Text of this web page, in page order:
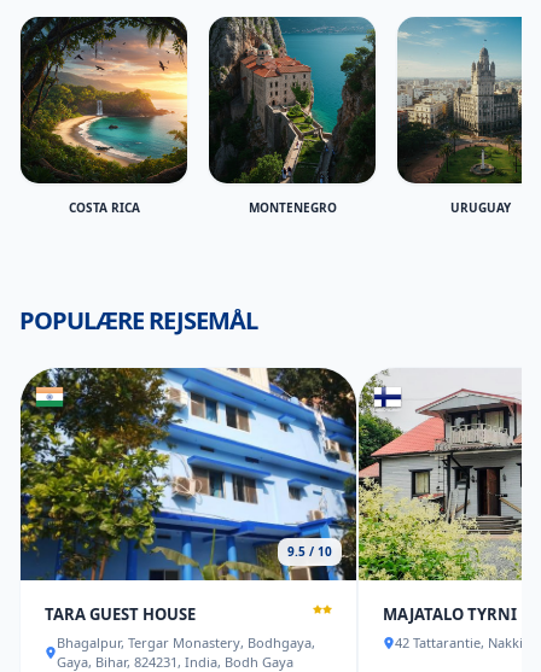
COSTA RICA MONTENEGRO URUGUAY
POPULÆRE REJSEMÅL
9.5 / 10
TARA GUEST HOUSE
Bhagalpur, Tergar Monastery, Bodhgaya,
Gaya, Bihar, 824231, India, Bodh Gaya
MAJATALO TYRNI
42 Tattarantie, Nakkila